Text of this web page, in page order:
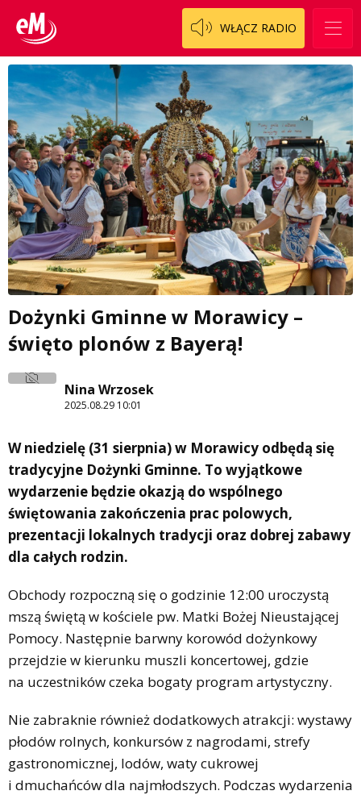
WŁĄCZ RADIO
Dożynki Gminne w Morawicy –
święto plonów z Bayerą!
Nina Wrzosek
2025.08.29 10:01
W niedzielę (31 sierpnia) w Morawicy odbędą się
tradycyjne Dożynki Gminne. To wyjątkowe
wydarzenie będzie okazją do wspólnego
świętowania zakończenia prac polowych,
prezentacji lokalnych tradycji oraz dobrej zabawy
dla całych rodzin.
Obchody rozpoczną się o godzinie 12:00 uroczystą
mszą świętą w kościele pw. Matki Bożej Nieustającej
Pomocy. Następnie barwny korowód dożynkowy
przejdzie w kierunku muszli koncertowej, gdzie
na uczestników czeka bogaty program artystyczny.
Nie zabraknie również dodatkowych atrakcji: wystawy
płodów rolnych, konkursów z nagrodami, strefy
gastronomicznej, lodów, waty cukrowej
i dmuchańców dla najmłodszych. Podczas wydarzenia